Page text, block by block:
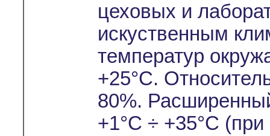
цеховых и
искуственным
температур
+25°С.
80%.
+1°С ÷ +35°С